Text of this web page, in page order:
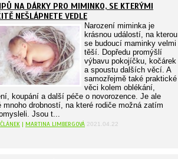
NA DÁRKY PRO MIMINKO, SE KTERÝMI
NEŠLÁPNETE VEDLE
Narození miminka je
krásnou událostí, na kterou
se budoucí maminky velmi
těší. Dopředu promýšlí
výbavu pokojíčku, kočárek
a spoustu dalších věcí. A
samozřejmě také praktické
věci kolem oblékání,
koupání a další péče o novorozence. Je ale
mnoho drobností, na které rodiče možná zatím
Jsou t...
| MARTINA LIMBERGOVÁ 2021.04.22